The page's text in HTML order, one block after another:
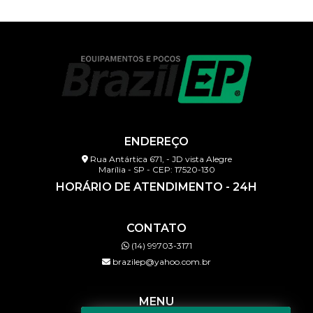
ENDEREÇO
Rua Antártica 671, - JD vista Alegre
Marília - SP - CEP: 17520-130
HORÁRIO DE ATENDIMENTO - 24H
CONTATO
(14) 99703-3171
brazilep@yahoo.com.br
MENU